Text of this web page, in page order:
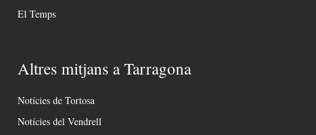
El Temps
Altres mitjans a Tarragona
Notícies de Tortosa
Notícies del Vendrell